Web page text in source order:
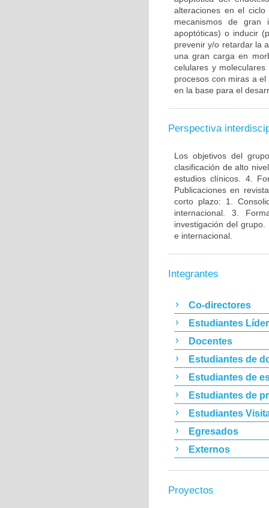
alteraciones en el
mecanismos de gran
apoptóticas) o inducir
prevenir y/o retardar la
una gran carga en
celulares y
procesos con miras a
en la base para el
Perspectiva
Los objetivos del
clasificación de alto
estudios clínicos. 4.
Publicaciones en
corto plazo: 1.
internacional. 3.
investigación del
e internacional.
Integrantes
Co-directores
Estudiantes
Docentes
Estudiantes de
Estudiantes de
Estudiantes de
Estudiantes
Egresados
Externos
Proyectos